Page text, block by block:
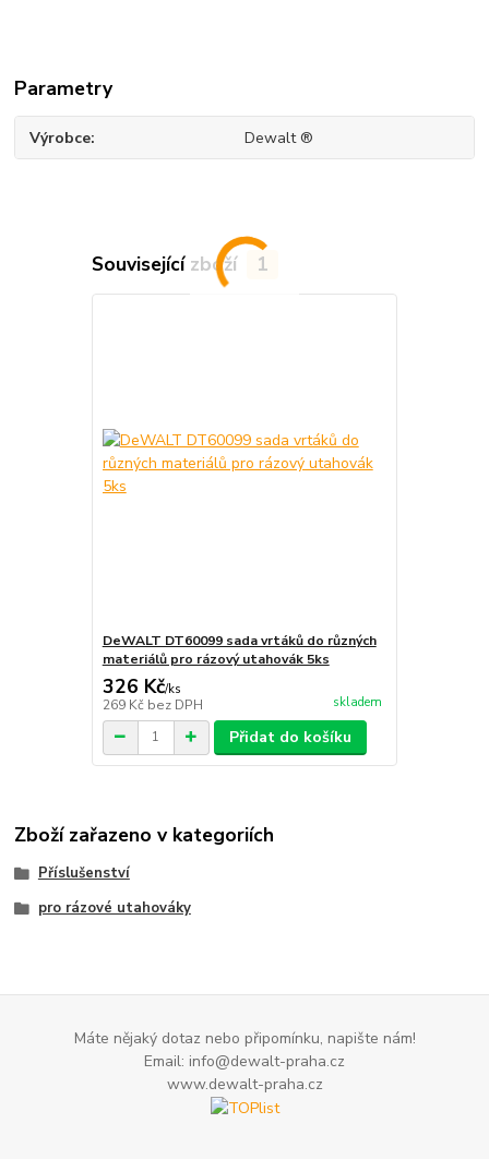
Parametry
Výrobce Dewalt ®
Související zboží 1
DeWALT DT60099 sada vrtáků do různých
materiálů pro rázový utahovák 5ks
326 Kč/ks
269 Kč bez DPH skladem
Přidat do košíku
Zboží zařazeno v kategoriích
Příslušenství
pro rázové utahováky
Máte nějaký dotaz nebo připomínku, napište nám!
Email: info@dewalt-praha.cz
www.dewalt-praha.cz